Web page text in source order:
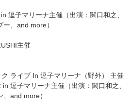
逗子マリーナ主催（出演：関口和之、
、and more）
主催
ク ライブ In 逗子マリーナ（野外） 主催
in 逗子マリーナ主催（出演：関口和之、
and more）